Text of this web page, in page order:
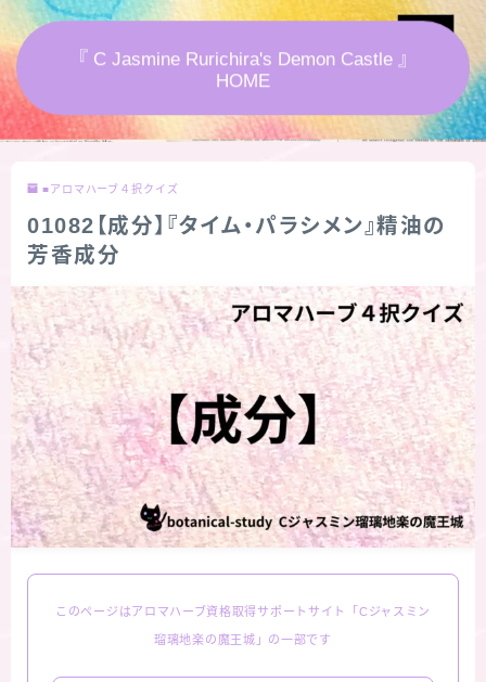
おすすめ商品＆レビュー
★スペシャルアロマハーブ４択クイズ (kindle出
お問い合わせ
サイトマップ
『 C Jasmine Rurichira's Demon Castle 』
HOME
■アロマハーブ４択クイズ
01082【成分】『タイム・パラシメン』精油の
芳香成分
このページはアロマハーブ資格取得サポートサイト「Cジャスミン
瑠璃地楽の魔王城」の一部です